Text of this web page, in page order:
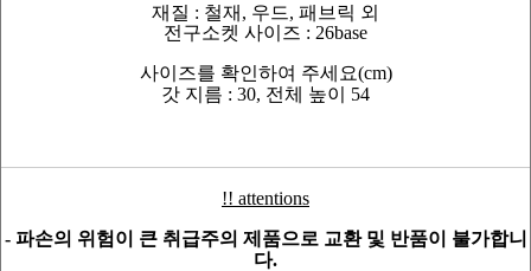
재질 : 철재, 우드, 패브릭 외
전구소켓 사이즈 : 26base
사이즈를 확인하여 주세요(cm)
갓 지름 : 30, 전체 높이 54
!! attentions
- 파손의 위험이 큰 취급주의 제품으로 교환 및 반품이 불가합니
다.